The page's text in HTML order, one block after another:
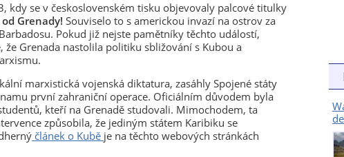
kdy se v československém tisku objevovaly palcové titulky
Grenady! Souviselo to s americkou invazí na ostrov za
Pokud již nejste pamětníky těchto událostí,
Grenada nastolila politiku sbližování s Kubou a
marxistická vojenská diktatura, zasáhly Spojené státy
první zahraniční operace. Oficiálním důvodem byla
kteří na Grenadě studovali. Mimochodem, ta
způsobila, že jediným státem Karibiku se
článek o Kubě je na těchto webových stránkách